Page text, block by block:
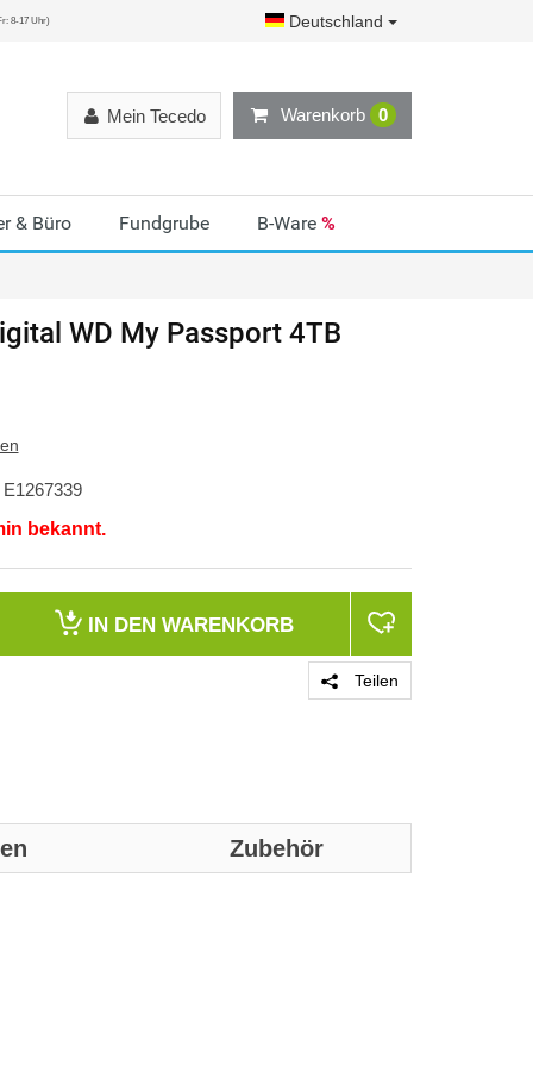
8-17 Uhr) Deutschland
Warenkorb 0
Mein Tecedo
& Büro Fundgrube B-Ware %
WD My Passport 4TB
E1267339
bekannt.
IN DEN WARENKORB
Teilen
Zubehör